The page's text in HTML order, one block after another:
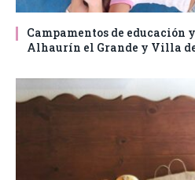
Campamentos de educación
Alhaurín el Grande y Villa